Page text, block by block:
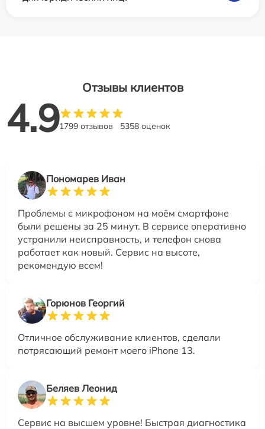
Отзывы клиентов
4.91799 отзывов 5358 оценок
Пономарев Иван
Проблемы с микрофоном на моём смартфоне
были решены за 25 минут. В сервисе оперативно
устранили неисправность, и телефон снова
работает как новый. Сервис на высоте,
рекомендую всем!
Горюнов Георгий
Отличное обслуживание клиентов, сделали
потрясающий ремонт моего iPhone 13.
Беляев Леонид
Сервис на высшем уровне! Быстрая диагностика